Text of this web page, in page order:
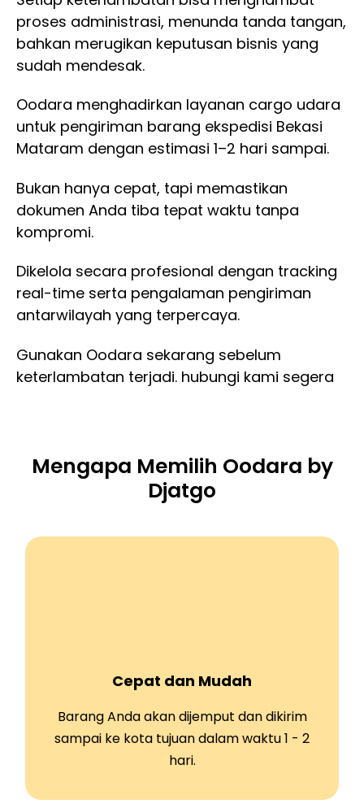
proses administrasi, menunda tanda tangan,
bahkan merugikan keputusan bisnis yang
sudah mendesak.
Oodara menghadirkan layanan cargo udara
untuk pengiriman barang ekspedisi Bekasi
Mataram dengan estimasi 1–2 hari sampai.
Bukan hanya cepat, tapi memastikan
dokumen Anda tiba tepat waktu tanpa
kompromi.
Dikelola secara profesional dengan tracking
real-time serta pengalaman pengiriman
antarwilayah yang terpercaya.
Gunakan Oodara sekarang sebelum
keterlambatan terjadi. hubungi kami segera
Mengapa Memilih Oodara by
Djatgo
Cepat dan Mudah
Barang Anda akan dijemput dan dikirim
sampai ke kota tujuan dalam waktu 1 - 2
hari.